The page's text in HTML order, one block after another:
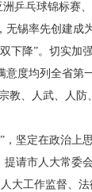
乒乓球锦标赛
锡率先创建成
下降”。切实加
度均列全省第
教、人武、人
坚定在政治上
请市人大常委
大工作监督、